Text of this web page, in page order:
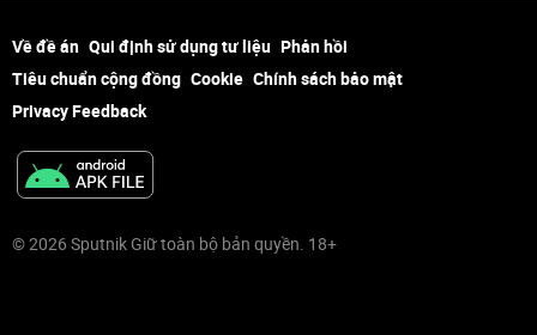
Về đề án Qui định sử dụng tư liệu Phản hồi
Tiêu chuẩn cộng đồng Cookie Chính sách bảo mật
Privacy Feedback
© 2026 Sputnik Giữ toàn bộ bản quyền. 18+